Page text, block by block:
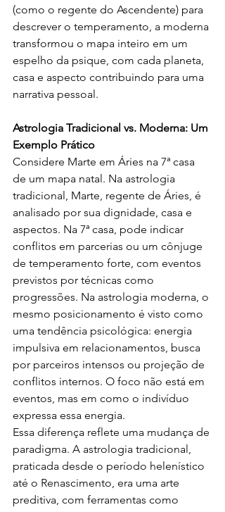
(como o regente do Ascendente) para
descrever o temperamento, a moderna
transformou o mapa inteiro em um
espelho da psique, com cada planeta,
casa e aspecto contribuindo para uma
narrativa pessoal.
Astrologia Tradicional vs. Moderna: Um
Exemplo Prático
Considere Marte em Áries na 7ª casa
de um mapa natal. Na astrologia
tradicional, Marte, regente de Áries, é
analisado por sua dignidade, casa e
aspectos. Na 7ª casa, pode indicar
conflitos em parcerias ou um cônjuge
de temperamento forte, com eventos
previstos por técnicas como
progressões. Na astrologia moderna, o
mesmo posicionamento é visto como
uma tendência psicológica: energia
impulsiva em relacionamentos, busca
por parceiros intensos ou projeção de
conflitos internos. O foco não está em
eventos, mas em como o indivíduo
expressa essa energia.
Essa diferença reflete uma mudança de
paradigma. A astrologia tradicional,
praticada desde o período helenístico
até o Renascimento, era uma arte
preditiva, com ferramentas como